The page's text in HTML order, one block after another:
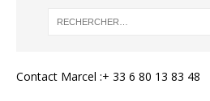
Contact Marcel :+ 33 6 80 13 83 48